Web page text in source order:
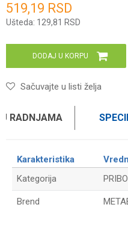
519,19 RSD
Ušteda: 129,81 RSD
Unesi količinu
DODAJ U KORPU
Sačuvajte u listi želja
RADNJAMA
Karakteristika
Kategorija
Brend